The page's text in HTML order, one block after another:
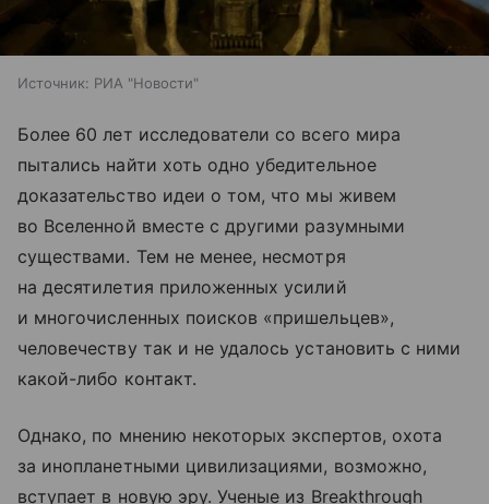
Источник: РИА "Новости"
Более 60 лет исследователи со всего мира
пытались найти хоть одно убедительное
доказательство идеи о том, что мы живем
во Вселенной вместе с другими разумными
существами. Тем не менее, несмотря
на десятилетия приложенных усилий
и многочисленных поисков «пришельцев»,
человечеству так и не удалось установить с ними
какой-либо контакт.
Однако, по мнению некоторых экспертов, охота
за инопланетными цивилизациями, возможно,
вступает в новую эру. Ученые из Breakthrough